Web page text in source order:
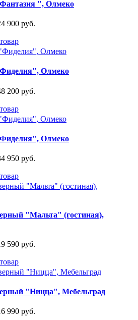
", Олмеко
900 руб.
Олмеко
200 руб.
Олмеко
950 руб.
"Мальта" (гостиная),
590 руб.
"Ницца", Мебельград
990 руб.